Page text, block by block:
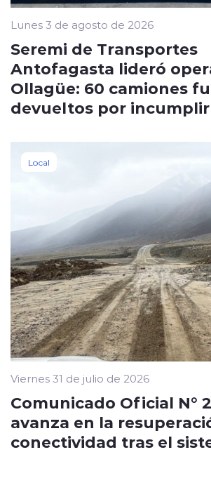
Lunes 3 de agosto de 2026
Seremi de Transportes
Antofagasta lideró
Ollagüe: 60 camiones
devueltos por
Local
Viernes 31 de julio de 2026
Comunicado Oficial N°
avanza en la
conectividad tras el